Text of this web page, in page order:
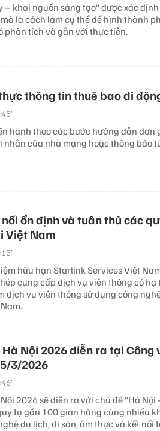
– khơi nguồn sáng tạo” được xác
là cách làm cụ thể để hình thành
phân tích và gắn với thực tiễn.
thông tin thuê bao di
hành theo các bước hướng dẫn đơn
nhắn của nhà mạng hoặc thông báo
ổn định và tuân thủ các
Việt Nam
hữu hạn Starlink Services Việt
cung cấp dịch vụ viễn thông có hạ
dịch vụ viễn thông sử dụng công
Hà Nội 2026 diễn ra tại Công
3/2026
2026 sẽ diễn ra với chủ đề “Hà Nội
tụ gần 100 gian hàng cùng nhiều
du lịch, di sản, ẩm thực và kết nối